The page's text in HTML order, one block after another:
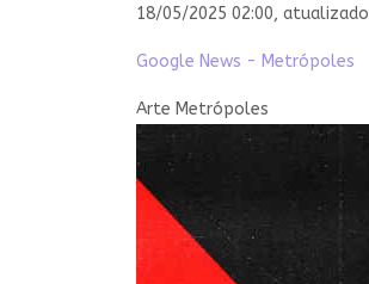
18/05/2025 02:00, atualizado
Google News - Metrópoles
Arte Metrópoles